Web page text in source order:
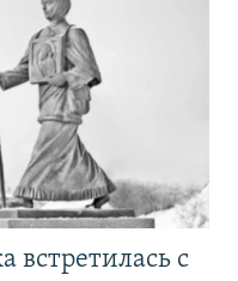
встретилась с